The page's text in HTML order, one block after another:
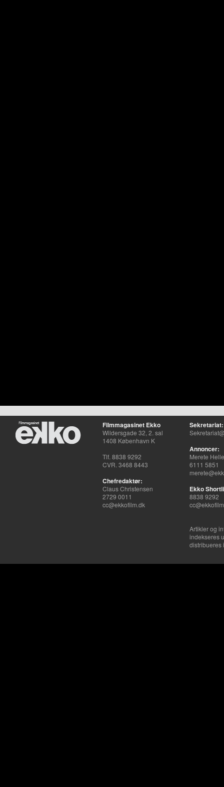
Filmmagasinet Ekko
Wildersgade 32, 2. sal
1408 København K
Tlf. 8838 9292
CVR. 3468 8443
Chefredaktør:
Claus Christensen
2729 0011
cc@ekkofilm.dk
Sekretariat:
Annoncer:
Merete
6111 5851
Ekko
8838 9292
Artikler og
indekseres
distribueres